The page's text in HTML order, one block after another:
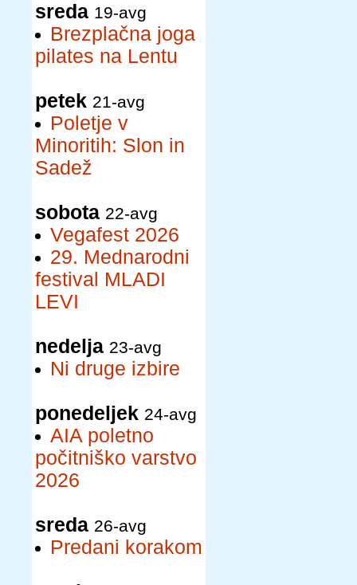
sreda 19-avg
Brezplačna joga
pilates na Lentu
petek 21-avg
Poletje v
Minoritih: Slon in
Sadež
sobota 22-avg
Vegafest 2026
29. Mednarodni
festival MLADI
LEVI
nedelja 23-avg
Ni druge izbire
ponedeljek 24-avg
AIA poletno
počitniško varstvo
2026
sreda 26-avg
Predani korakom